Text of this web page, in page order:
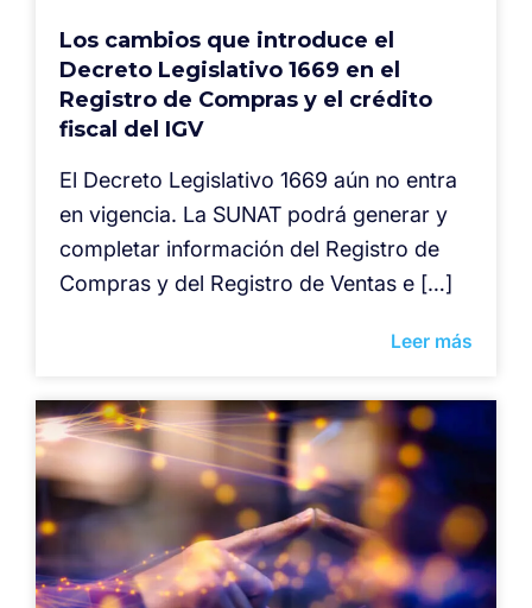
Los cambios que introduce el
Decreto Legislativo 1669 en el
Registro de Compras y el crédito
fiscal del IGV
El Decreto Legislativo 1669 aún no entra
en vigencia. La SUNAT podrá generar y
completar información del Registro de
Compras y del Registro de Ventas e […]
Leer más